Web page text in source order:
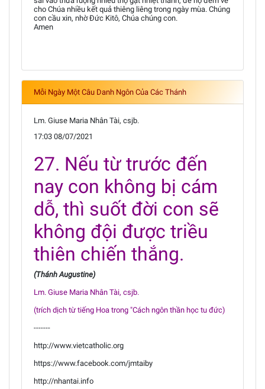
cho Chúa nhiều kết quả thiêng liêng trong ngày mùa. Chúng
con cầu xin, nhờ Đức Kitô, Chúa chúng con.
Amen
Mỗi Ngày Một Câu Danh Ngôn Của Các Thánh
Lm. Giuse Maria Nhân Tài, csjb.
17:03 08/07/2021
27. Nếu từ trước đến
nay con không bị cám
dỗ, thì suốt đời con sẽ
không đội được triều
thiên chiến thắng.
(Thánh Augustine)
Lm. Giuse Maria Nhân Tài, csjb.
(trích dịch từ tiếng Hoa trong "Cách ngôn thần học tu đức)
-------
http://www.vietcatholic.org
https://www.facebook.com/jmtaiby
http://nhantai.info